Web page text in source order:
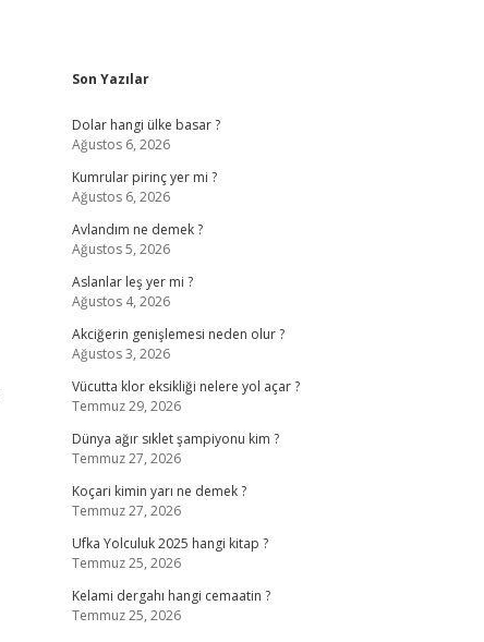
Sidebar
Son Yazılar
Dolar hangi ülke basar ?
Ağustos 6, 2026
Kumrular pirinç yer mi ?
Ağustos 6, 2026
Avlandım ne demek ?
Ağustos 5, 2026
Aslanlar leş yer mi ?
Ağustos 4, 2026
Akciğerin genişlemesi neden olur ?
Ağustos 3, 2026
Vücutta klor eksikliği nelere yol açar ?
Temmuz 29, 2026
Dünya ağır sıklet şampiyonu kim ?
Temmuz 27, 2026
Koçari kimin yarı ne demek ?
Temmuz 27, 2026
Ufka Yolculuk 2025 hangi kitap ?
Temmuz 25, 2026
Kelami dergahı hangi cemaatin ?
Temmuz 25, 2026